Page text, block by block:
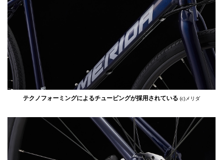
テクノフォーミングによるチュービングが採用されている (c)メリダ